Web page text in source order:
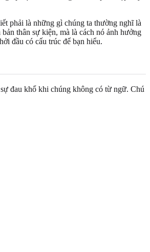
phải là những gì chúng ta thường nghĩ là
thân sự kiện, mà là cách nó ảnh hưởng
đầu có cấu trúc để bạn hiểu.
đau khổ khi chúng không có từ ngữ. Chú